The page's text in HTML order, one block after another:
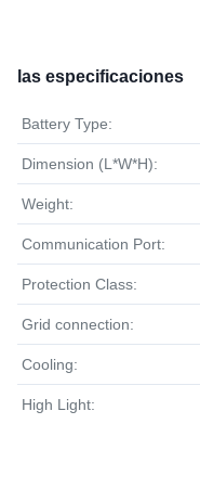
las especificaciones
Battery Type:
Dimension (L*W*H):
Weight:
Communication Port:
Protection Class:
Grid connection:
Cooling:
High Light: